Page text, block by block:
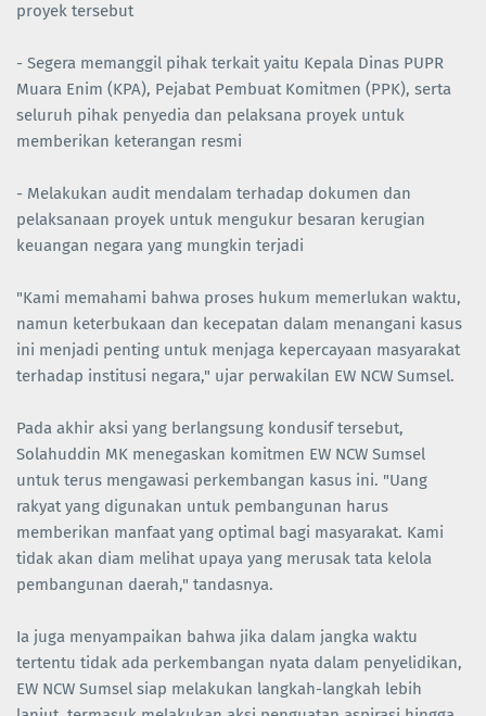
proyek tersebut
- Segera memanggil pihak terkait yaitu Kepala Dinas PUPR
Muara Enim (KPA), Pejabat Pembuat Komitmen (PPK), serta
seluruh pihak penyedia dan pelaksana proyek untuk
memberikan keterangan resmi
- Melakukan audit mendalam terhadap dokumen dan
pelaksanaan proyek untuk mengukur besaran kerugian
keuangan negara yang mungkin terjadi
"Kami memahami bahwa proses hukum memerlukan waktu,
namun keterbukaan dan kecepatan dalam menangani kasus
ini menjadi penting untuk menjaga kepercayaan masyarakat
terhadap institusi negara," ujar perwakilan EW NCW Sumsel.
Pada akhir aksi yang berlangsung kondusif tersebut,
Solahuddin MK menegaskan komitmen EW NCW Sumsel
untuk terus mengawasi perkembangan kasus ini. "Uang
rakyat yang digunakan untuk pembangunan harus
memberikan manfaat yang optimal bagi masyarakat. Kami
tidak akan diam melihat upaya yang merusak tata kelola
pembangunan daerah," tandasnya.
Ia juga menyampaikan bahwa jika dalam jangka waktu
tertentu tidak ada perkembangan nyata dalam penyelidikan,
EW NCW Sumsel siap melakukan langkah-langkah lebih